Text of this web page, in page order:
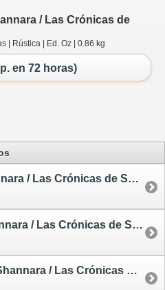
/ Las Crónicas de
| Rústica | Ed. Oz | 0.86 kg
en 72 horas)
La Espada de Shannara / Las Crónicas de Shannara 1 - rústica
La Canción de Shannara / Las Crónicas de Shannara 3
Los Herederos de Shannara / Las Crónicas de Shannara 4